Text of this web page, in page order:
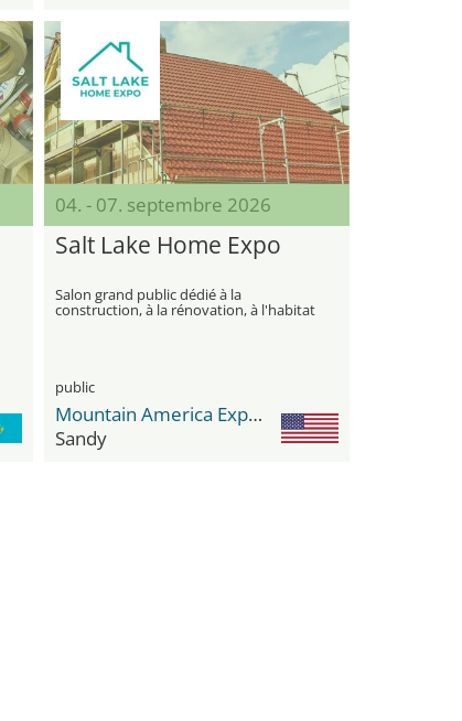
04. - 07. septembre 2026
Salt Lake Home Expo
Salon grand public dédié à la
construction, à la rénovation, à l'habitat
public
Mountain America Exposition Center
Sandy